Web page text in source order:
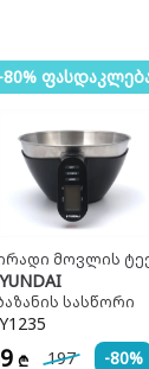
-80%
მოვლის
სასწორი
₾ 197 -80%